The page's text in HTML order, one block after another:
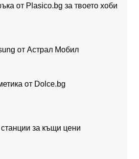
от Plasico.bg за твоето хоби
от Астрал Мобил
от Dolce.bg
за къщи цени